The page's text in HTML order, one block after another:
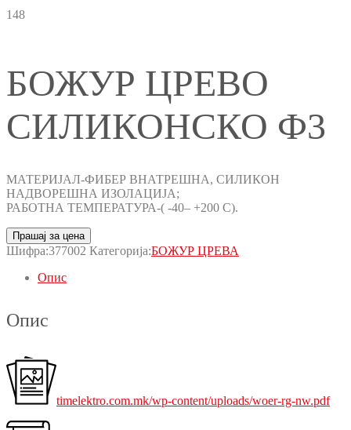
148
БОЖУР ЦРЕВО
СИЛИКОНСКО Ф3
МАТЕРИЈАЛ-ФИБЕР ВНАТРЕШНA, СИЛИКОН
НАДВОРЕШНА ИЗОЛАЦИЈА;
РАБОТНА ТЕМПЕРАТУРА-( -40– +200 C).
Прашај за цена
Шифра:377002 Категорија:БОЖУР ЦРЕВА
Опис
Опис
timelektro.com.mk/wp-content/uploads/woer-rg-nw.pdf